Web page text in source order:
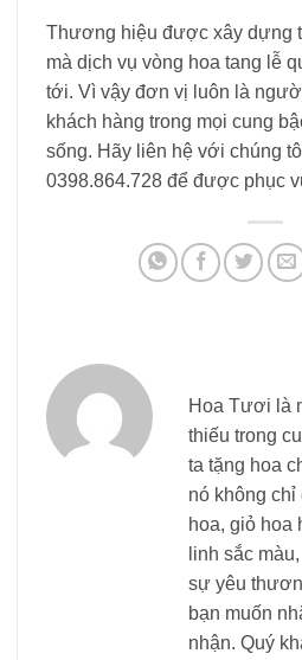
Thương hiệu được xây dựng
mà dịch vụ vòng hoa tang lễ
tới. Vì vậy đơn vị luôn là
khách hàng trong mọi cung
sống. Hãy liên hệ với chúng
0398.864.728 để được phục
Hoa Tươi là
thiếu trong
ta tặng hoa
nó không
hoa, giỏ hoa
linh sắc
sự yêu
bạn muốn
nhận. Quý